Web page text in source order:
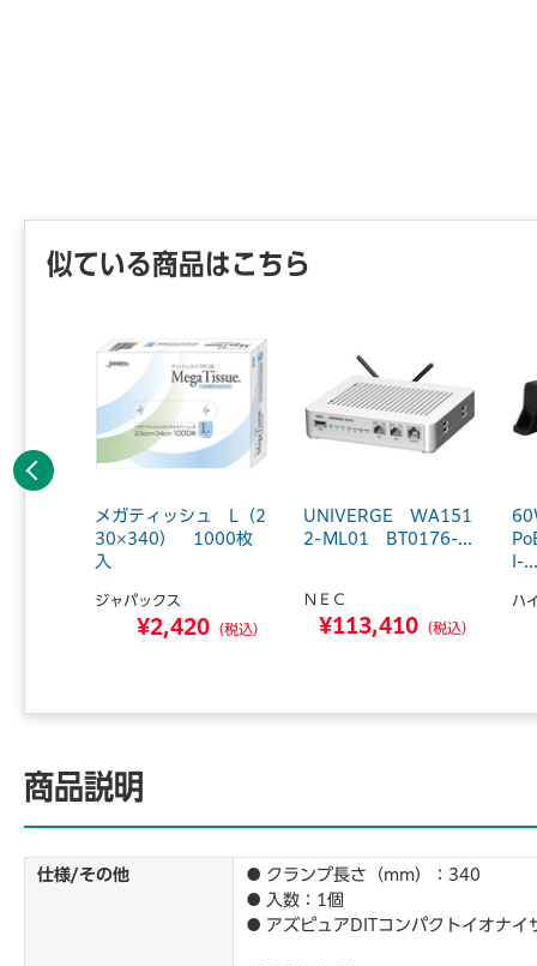
似ている商品はこちら
メガティッシュ L（2
30×340） 1000枚
入
ジャパックス
¥2,420 （税込）
UNIVERGE WA151
2-ML01 BT0176-...
ＮＥＣ
¥113,410 （税込）
I-...
ハ
前へ
商品説明
仕様/その他
● クランプ長さ（mm）：340
● 入数：1個
● アズピュアDITコンパクトイオナ